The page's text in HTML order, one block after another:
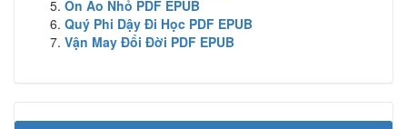
Ồn Ào Nhỏ PDF EPUB
Quý Phi Dậy Đi Học PDF EPUB
Vận May Đổi Đời PDF EPUB